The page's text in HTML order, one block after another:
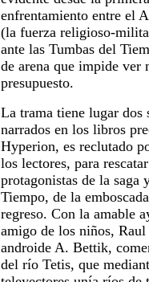
enfrentamiento entre el
(la fuerza religioso-
ante las Tumbas del
de arena que impide ver
presupuesto.
La trama tiene lugar dos
narrados en los libros
Hyperion, es reclutado
los lectores, para
protagonistas de la saga
Tiempo, de la
regreso. Con la amable
amigo de los niños,
androide A. Bettik,
del río Tetis, que